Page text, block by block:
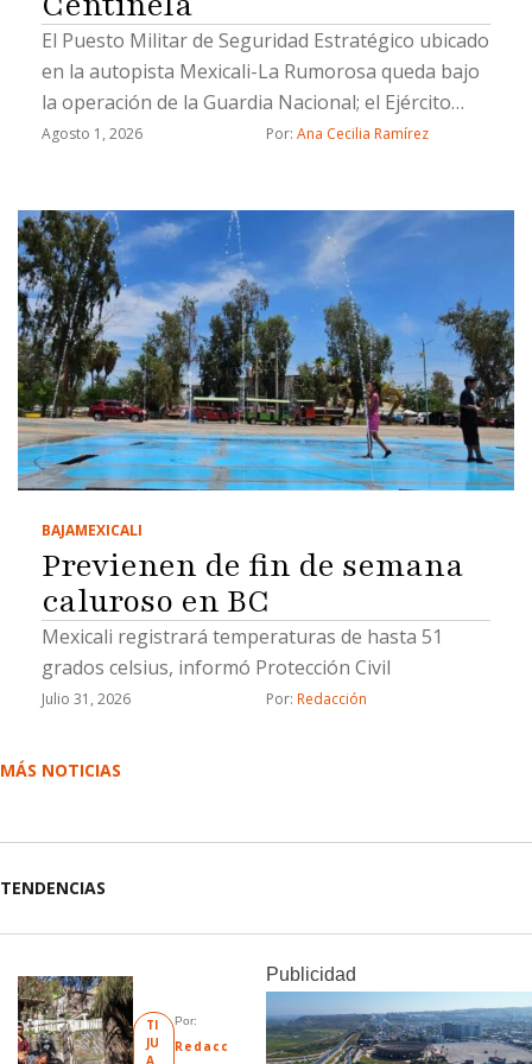
El Puesto Militar de Seguridad Estratégico ubicado
en la autopista Mexicali-La Rumorosa queda bajo
la operación de la Guardia Nacional; el Ejército
brindará apoyo temporal durante la transición
Agosto 1, 2026 Por: Ana Cecilia Ramírez
BAJAMEXICALI
Previenen de fin de semana
caluroso en BC
Mexicali registrará temperaturas de hasta 51
grados celsius, informó Protección Civil
Julio 31, 2026 Por: Redacción
MÁS NOTICIAS
TENDENCIAS
TI
JU
A
Por:
Redacc
Publicidad